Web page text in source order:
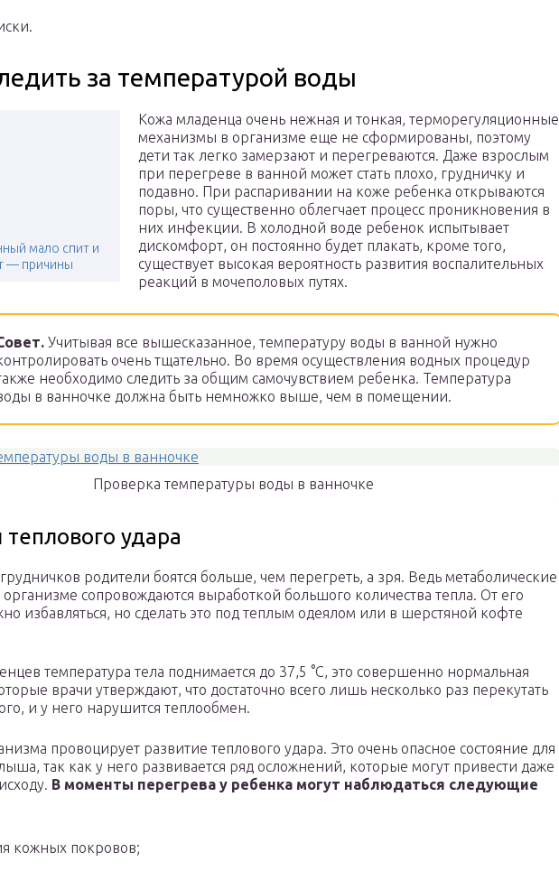
за температурой воды
мало спит и
— причины
Кожа младенца очень нежная и тонкая, терморегуляционные
механизмы в организме еще не сформированы, поэтому
дети так легко замерзают и перегреваются. Даже взрослым
при перегреве в ванной может стать плохо, грудничку и
подавно. При распаривании на коже ребенка открываются
поры, что существенно облегчает процесс проникновения в
них инфекции. В холодной воде ребенок испытывает
дискомфорт, он постоянно будет плакать, кроме того,
существует высокая вероятность развития воспалительных
реакций в мочеполовых путях.
Учитывая все вышесказанное, температуру воды в ванной нужно
очень тщательно. Во время осуществления водных процедур
необходимо следить за общим самочувствием ребенка. Температура
в ванночке должна быть немножко выше, чем в помещении.
Проверка температуры воды в ванночке
теплового удара
родители боятся больше, чем перегреть, а зря. Ведь метаболические
сопровождаются выработкой большого количества тепла. От его
избавляться, но сделать это под теплым одеялом или в шерстяной кофте
температура тела поднимается до 37,5 °С, это совершенно нормальная
врачи утверждают, что достаточно всего лишь несколько раз перекутать
и у него нарушится теплообмен.
провоцирует развитие теплового удара. Это очень опасное состояние для
так как у него развивается ряд осложнений, которые могут привести даже
В моменты перегрева у ребенка могут наблюдаться следующие
кожных покровов;